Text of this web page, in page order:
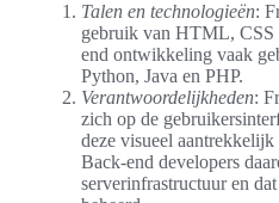
Talen en technologieën:
gebruik van HTML, CSS
end ontwikkeling vaak
Python, Java en PHP.
Verantwoordelijkheden:
zich op de
deze visueel
Back-end developers
serverinfrastructuur en